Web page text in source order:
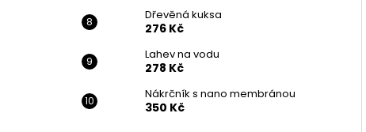
Dřevěná kuksa
276 Kč
Lahev na vodu
278 Kč
Nákrčník s nano membránou
350 Kč